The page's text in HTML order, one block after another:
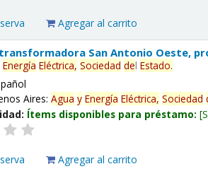
Agregar al carrito
San Antonio Oeste,
Energía Eléctrica, Sociedad delEstado.
Aires:Agua y Energía Eléctrica, Sociedad
Ítems disponibles para préstamo:
Agregar al carrito